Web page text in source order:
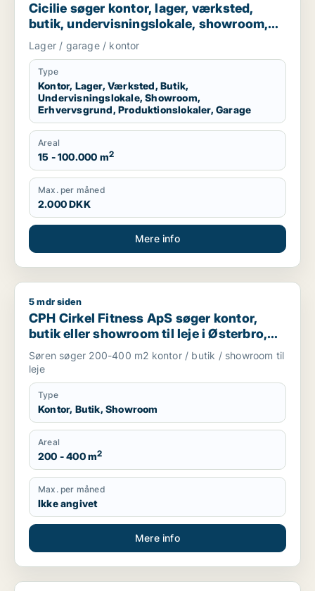
Cicilie søger kontor, lager, værksted,
butik, undervisningslokale, showroom,
erhvervsgrund, produktionslokaler eller
garage til leje i Region Sjælland eller
Nordsjælland
Lager / garage / kontor
Type
Kontor, Lager, Værksted, Butik,
Undervisningslokale, Showroom,
Erhvervsgrund, Produktionslokaler, Garage
Areal
15 - 100.000 m2
Max. per måned
2.000 DKK
Mere info
CPH Cirkel Fitness ApS søger kontor, butik eller
5 mdr siden
CPH Cirkel Fitness ApS søger kontor,
butik eller showroom til leje i Østerbro,
Nordhavn eller Kongens Lyngby m.fl.
Søren søger 200-400 m2 kontor / butik / showroom til
leje
Type
Kontor, Butik, Showroom
Areal
200 - 400 m2
Max. per måned
Ikke angivet
Mere info